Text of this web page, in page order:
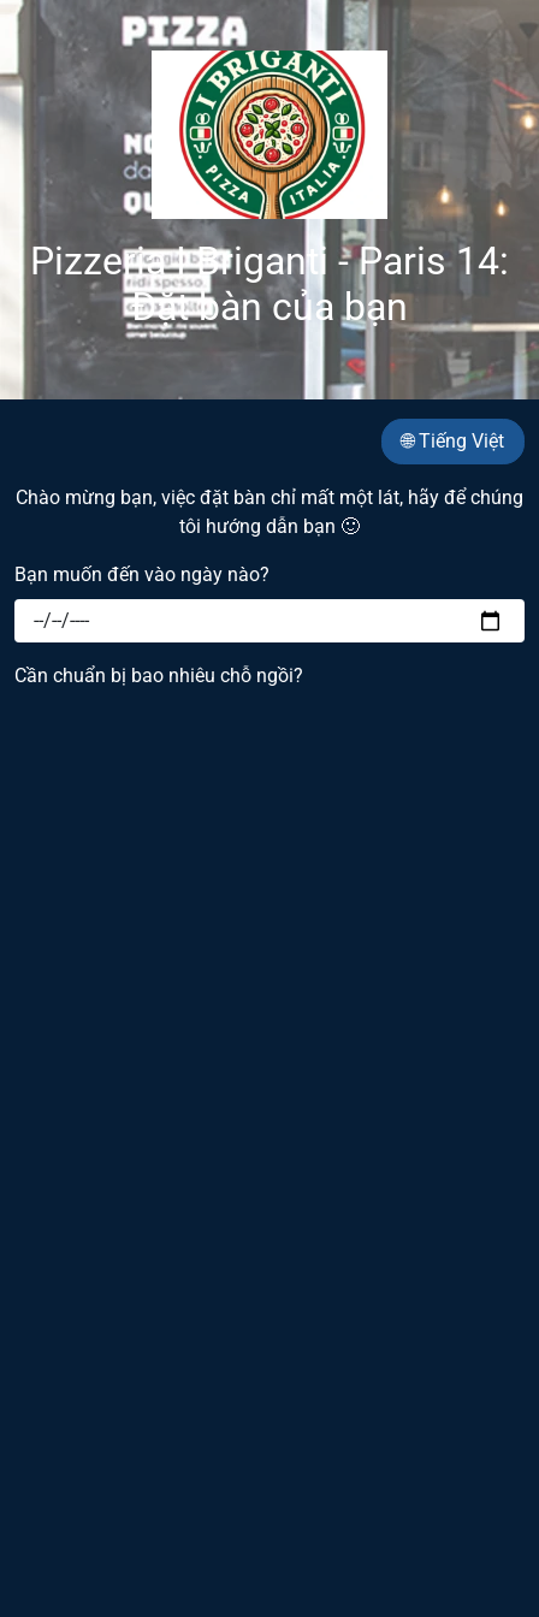
Pizzeria I Briganti - Paris 14:
Đặt bàn của bạn
🌐 Tiếng Việt
Chào mừng bạn, việc đặt bàn chỉ mất một lát, hãy để chúng
tôi hướng dẫn bạn 🙂
Bạn muốn đến vào ngày nào?
Cần chuẩn bị bao nhiêu chỗ ngồi?